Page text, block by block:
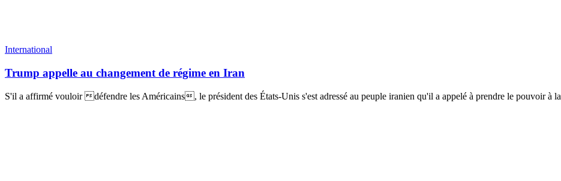
International
Trump appelle au changement de régime en Iran
S'il a affirmé vouloir défendre les Américains, le président des États-Unis s'est adressé au peuple iranien qu'il a appelé à prendre le pouvoir à la